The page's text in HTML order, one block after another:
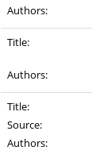
Authors:
Title:
Authors:
Title:
Source:
Authors: